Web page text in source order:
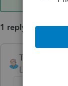
1 reply
TDallaire
Level 6